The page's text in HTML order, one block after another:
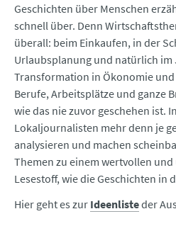
Geschichten über Menschen
schnell über. Denn
überall: beim Einkaufen, in der
Urlaubsplanung und natürlich im
Transformation in Ökonomie
Berufe, Arbeitsplätze und ganze
wie das nie zuvor geschehen ist.
Lokaljournalisten mehr denn je
analysieren und machen
Themen zu einem wertvollen
Lesestoff, wie die Geschichten in
Hier geht es zur Ideenlisteder